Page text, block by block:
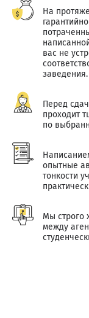
На
вас не
заведения.
Перед
проходит
по
опытные
тонкости
Мы строго
между